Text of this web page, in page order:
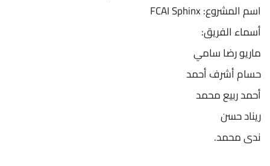
اسم المشروع: FCAI Sphinx
أسماء الفريق:
ماريو رضا سامي
حسام أشرف أحمد
أحمد ربيع محمد
ريناد حسن
ندى محمد.